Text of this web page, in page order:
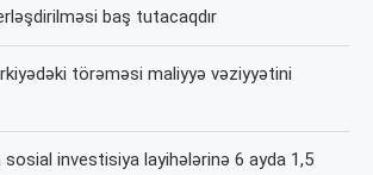
baş tutacaqdır
törəməsi maliyyə vəziyyətini
investisiya layihələrinə 6 ayda 1,5